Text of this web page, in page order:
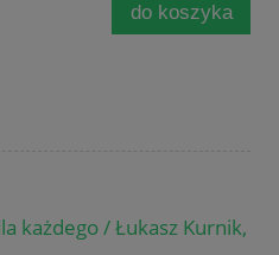
do koszyka
każdego / Łukasz Kurnik,